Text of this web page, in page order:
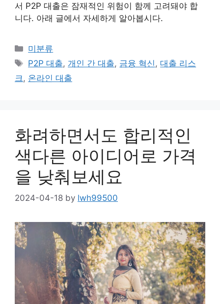
서 P2P 대출은 잠재적인 위험이 함께 고려돼야 합
니다. 아래 글에서 자세하게 알아봅시다.
Categories
미분류
Tags
P2P 대출, 개인 간 대출, 금융 혁신 ,대출 리스
크 , 온라인 대출
화려하면서도 합리적인
색다른 아이디어로 가격
을 낮춰보세요
2024-04-18 by lwh99500